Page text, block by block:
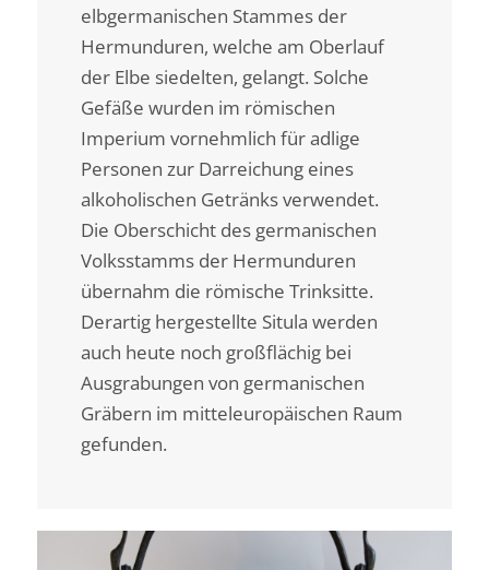
elbgermanischen Stammes der
Hermunduren, welche am Oberlauf
der Elbe siedelten, gelangt. Solche
Gefäße wurden im römischen
Imperium vornehmlich für adlige
Personen zur Darreichung eines
alkoholischen Getränks verwendet.
Die Oberschicht des germanischen
Volksstamms der Hermunduren
übernahm die römische Trinksitte.
Derartig hergestellte Situla werden
auch heute noch großflächig bei
Ausgrabungen von germanischen
Gräbern im mitteleuropäischen Raum
gefunden.